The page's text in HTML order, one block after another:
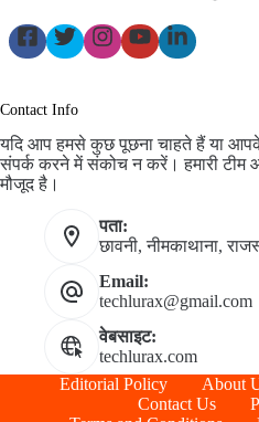
Contact Info
यदि आप हमसे कुछ पूछना चाहते हैं या
संपर्क करने में संकोच न करें। हमारी टीम
मौजूद है।
पता:
छावनी, नीमकाथाना,
Email:
techlurax@gmail.com
वेबसाइट:
techlurax.com
Editorial Policy
About
Contact Us